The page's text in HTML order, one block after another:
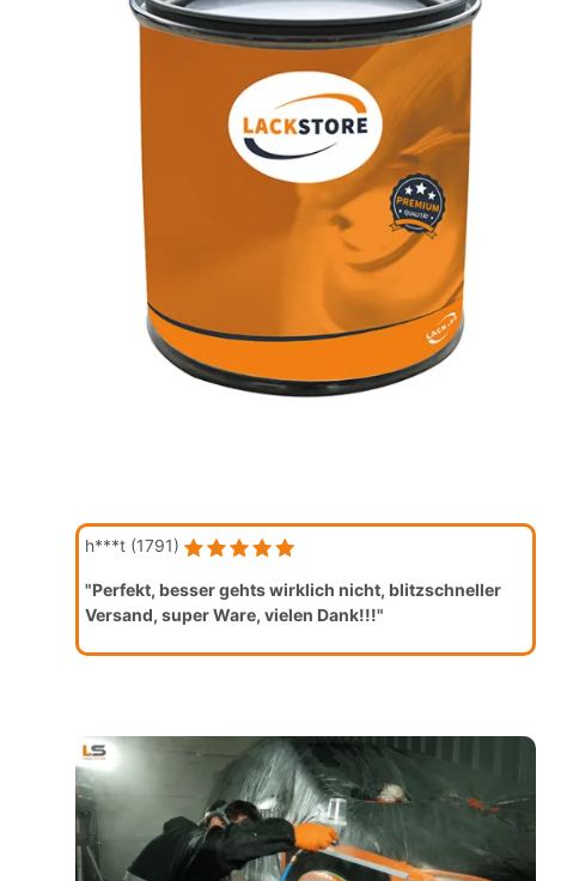
h***t (1791)
"Perfekt, besser gehts wirklich nicht, blitzschneller
Versand, super Ware, vielen Dank!!!"